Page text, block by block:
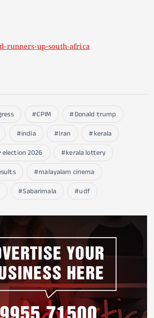
runners-up-south-africa
CPIM
Donald trump
india Iran
kerala
election 2026
kerala lottery
malayalam cinema
Sabarimala udf